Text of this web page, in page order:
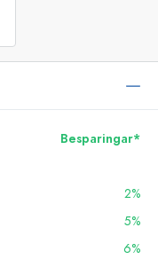
Besparingar*
2%
5%
6%